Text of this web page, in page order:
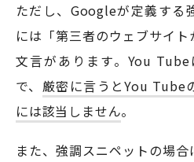
ただし、Googleが定義する
には「第三者のウェブサイ
文言があります。You
で、 厳密に言うとYou Tube
には該当しません。
また、強調スニペットの場